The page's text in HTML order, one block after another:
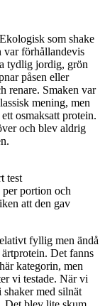
som shake
var förhållandevis
tydlig jordig, grön
påsen eller
renare. Smaken var
mening, men
osmaksatt protein.
och blev aldrig
portion och
att den gav
fyllig men ändå
Det fanns
kategorin, men
vi testade. När vi
med silnät